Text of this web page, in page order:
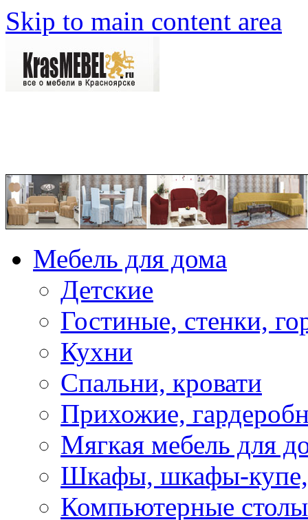
Skip to main content area
Мебель для дома
Детские
Гостиные, стенки,
Кухни
Спальни, кровати
Прихожие,
Мягкая мебель для
Шкафы, шкафы-купе,
Компьютерные столы